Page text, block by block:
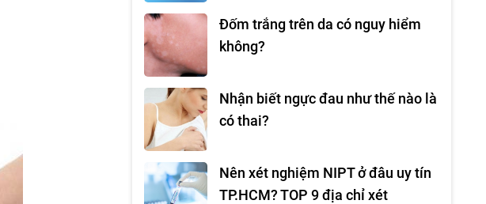
Đốm trắng trên da có nguy hiểm
không?
Nhận biết ngực đau như thế nào là
có thai?
Nên xét nghiệm NIPT ở đâu uy tín
TP.HCM? TOP 9 địa chỉ xét